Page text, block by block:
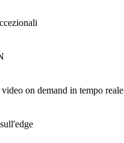
on demand in tempo reale